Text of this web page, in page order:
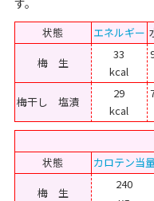
状態 エネルギー
梅 生
33
kcal
梅干し 塩漬
29
kcal
状態
カロテン当
梅 生
240